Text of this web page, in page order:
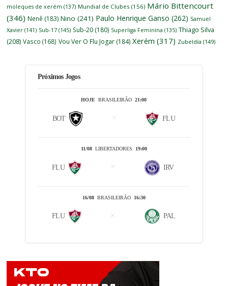
moleques de xerém (137) Mundial de Clubes (156) Mário Bittencourt
(346) Nenê (183) Nino (241) Paulo Henrique Ganso (262) Samuel
Xavier (141) Sub-17 (145) Sub-20 (180) Superliga Feminina (135) Thiago Silva
(208) Vasco (168) Vou Ver O Flu Jogar (184) Xerém (317) Zubeldía (149)
Próximos Jogos
HOJE BRASILEIRÃO21:00
BOT FLU
11/08LIBERTADORES 19:00
FLU IRV
16/08BRASILEIRÃO 16:30
FLU PAL